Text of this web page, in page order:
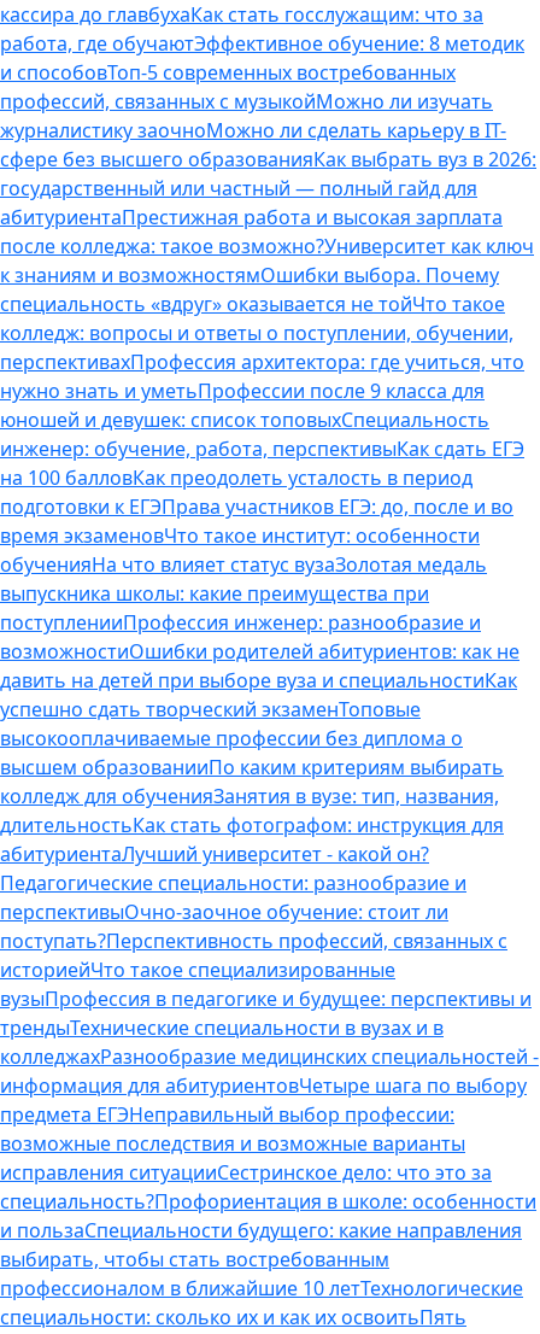
кассира до главбухаКак стать госслужащим: что за
работа, где обучаютЭффективное обучение: 8 методик
и способовТоп-5 современных востребованных
профессий, связанных с музыкойМожно ли изучать
журналистику заочноМожно ли сделать карьеру в IT-
сфере без высшего образованияКак выбрать вуз в 2026:
государственный или частный — полный гайд для
абитуриентаПрестижная работа и высокая зарплата
после колледжа: такое возможно?Университет как ключ
к знаниям и возможностямОшибки выбора. Почему
специальность «вдруг» оказывается не тойЧто такое
колледж: вопросы и ответы о поступлении, обучении,
перспективахПрофессия архитектора: где учиться, что
нужно знать и уметьПрофессии после 9 класса для
юношей и девушек: список топовыхСпециальность
инженер: обучение, работа, перспективыКак сдать ЕГЭ
на 100 балловКак преодолеть усталость в период
подготовки к ЕГЭПрава участников ЕГЭ: до, после и во
время экзаменовЧто такое институт: особенности
обученияНа что влияет статус вузаЗолотая медаль
выпускника школы: какие преимущества при
поступленииПрофессия инженер: разнообразие и
возможностиОшибки родителей абитуриентов: как не
давить на детей при выборе вуза и специальностиКак
успешно сдать творческий экзаменТоповые
высокооплачиваемые профессии без диплома о
высшем образованииПо каким критериям выбирать
колледж для обученияЗанятия в вузе: тип, названия,
длительностьКак стать фотографом: инструкция для
абитуриентаЛучший университет - какой он?
Педагогические специальности: разнообразие и
перспективыОчно-заочное обучение: стоит ли
поступать?Перспективность профессий, связанных с
историейЧто такое специализированные
вузыПрофессия в педагогике и будущее: перспективы и
трендыТехнические специальности в вузах и в
колледжахРазнообразие медицинских специальностей -
информация для абитуриентовЧетыре шага по выбору
предмета ЕГЭНеправильный выбор профессии:
возможные последствия и возможные варианты
исправления ситуацииСестринское дело: что это за
специальность?Профориентация в школе: особенности
и пользаСпециальности будущего: какие направления
выбирать, чтобы стать востребованным
профессионалом в ближайшие 10 летТехнологические
специальности: сколько их и как их освоитьПять